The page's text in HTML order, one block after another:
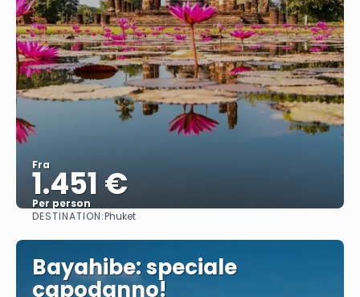
Fra
1.451 €
Per person
DESTINATION:Phuket
Bayahibe: speciale
capodanno!